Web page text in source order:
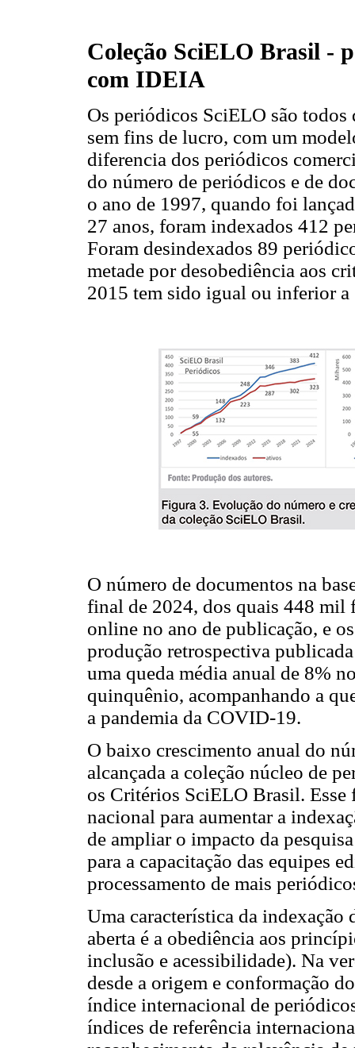
Coleção SciELO Brasil -
com IDEIA
Os periódicos SciELO são todos
sem fins de lucro, com um
diferencia dos periódicos
do número de periódicos e de
o ano de 1997, quando foi
27 anos, foram indexados 412
Foram desindexados 89
metade por desobediência aos
2015 tem sido igual ou inferior a
O número de documentos na
final de 2024, dos quais 448 mil
online no ano de publicação, e
produção retrospectiva
uma queda média anual de 8%
quinquênio, acompanhando a
a pandemia da COVID-19.
O baixo crescimento anual do
alcançada a coleção núcleo de
os Critérios SciELO Brasil.
nacional para aumentar a
de ampliar o impacto da
para a capacitação das equipes
processamento de mais
Uma característica da
aberta é a obediência aos
inclusão e acessibilidade). Na
desde a origem e conformação
índice internacional de
índices de referência